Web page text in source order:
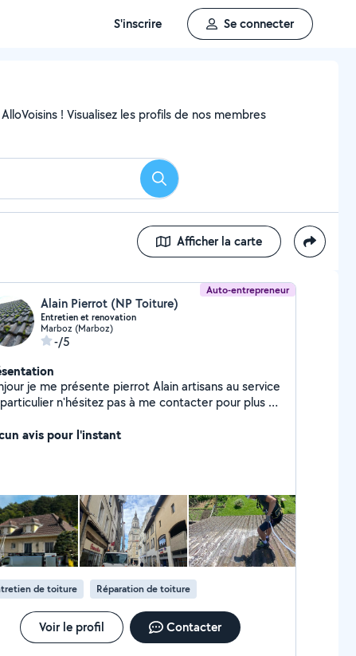
S'inscrire Se connecter
! Visualisez les profils de nos membres
Rechercher
Afficher la carte
Auto-entrepreneur
Alain Pierrot (NP Toiture)
Entretien et renovation
Marboz (Marboz)
-/5
je me présente pierrot Alain artisans au service
n'hésitez pas à me contacter pour plus de
avis pour l'instant
de toiture Réparation de toiture
Voir le profil Contacter